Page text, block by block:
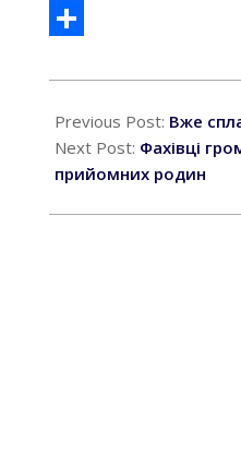
Facebook
11-
10
Previous Post: Вже
Next Post: Фахівці
прийомних родин